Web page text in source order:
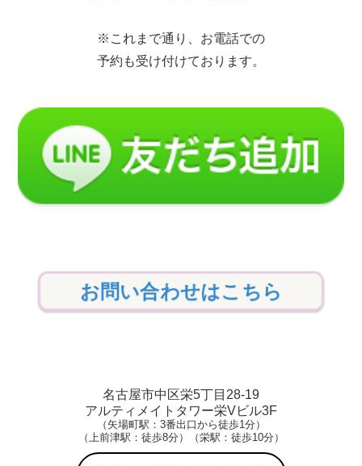
※これまで通り、お電話での
予約も受け付けております。
お問い合わせはこちら
名古屋市中区栄5丁目28-19
アルティメイトタワー栄Vビル3F
（矢場町駅：3番出口から徒歩1分）
（上前津駅：徒歩8分）（栄駅：徒歩10分）